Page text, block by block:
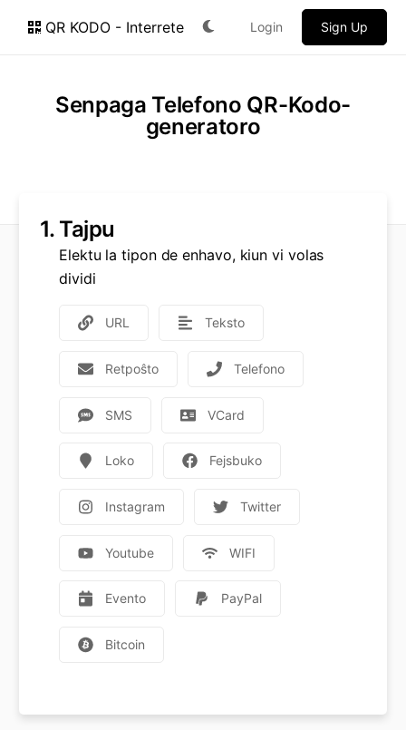
QR KODO - Interrete Login Sign Up
Senpaga Telefono QR-Kodo-
generatoro
1. Tajpu
Elektu la tipon de enhavo, kiun vi volas
dividi
URL Teksto
Retpoŝto Telefono
SMS VCard
Loko Fejsbuko
Instagram Twitter
Youtube WIFI
Evento PayPal
Bitcoin